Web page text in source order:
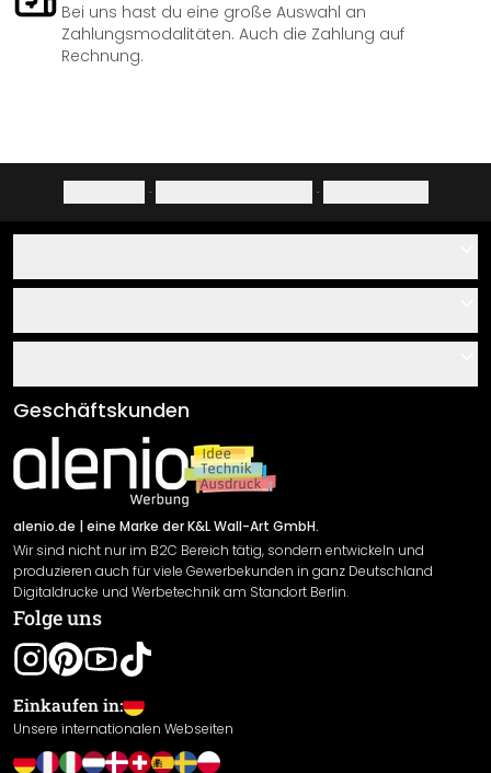
Bei uns hast du eine große Auswahl an
Zahlungsmodalitäten. Auch die Zahlung auf
Rechnung.
· ·
Über uns
Klebe- und Montageanleitungen
Newsletter An-/Abmeldung
Sendungsverfolgung
AGB
Impressum
Versand & Zahlung
Rücksendung
Widerrufsrecht
Datenschutzerklärung
Gewährleistung
Leistungserklärung / CE-Zeichen
Cookie Einstellungen
Geschäftskunden
alenio.de | eine Marke der K&L Wall-Art GmbH.
Wir sind nicht nur im B2C Bereich tätig, sondern entwickeln und
produzieren auch für viele Gewerbekunden in ganz Deutschland
Digitaldrucke und Werbetechnik am Standort Berlin.
Folge uns
Einkaufen in:
Unsere internationalen Webseiten